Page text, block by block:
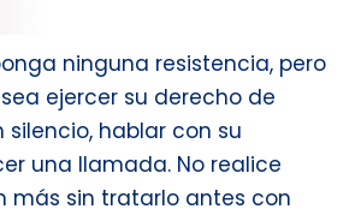
ninguna resistencia, pero
ejercer su derecho de
hablar con su
una llamada. No realice
más sin tratarlo antes con